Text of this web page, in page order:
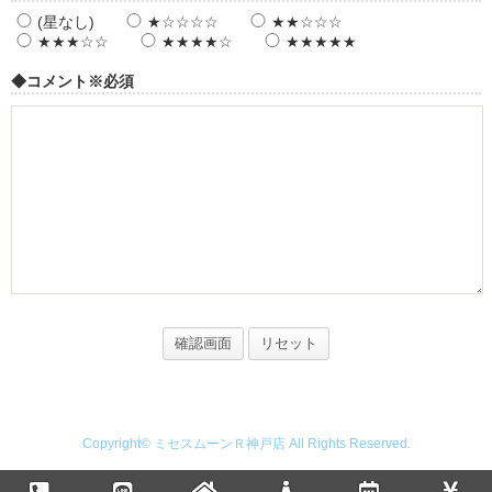
(星なし)
★☆☆☆☆
★★☆☆☆
★★★☆☆
★★★★☆ ★★★★★
◆コメント ※必須
Copyright© ミセスムーンＲ神戸店 All Rights Reserved.